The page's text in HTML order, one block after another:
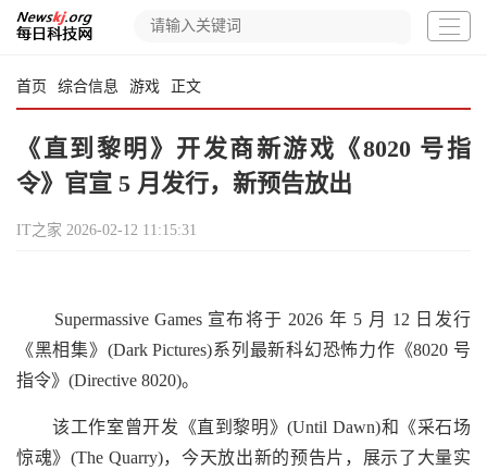
首页 综合信息 游戏 正文
《直到黎明》开发商新游戏《8020 号指
令》官宣 5 月发行，新预告放出
IT之家 2026-02-12 11:15:31
Supermassive Games 宣布将于 2026 年 5 月 12 日发行
《黑相集》(Dark Pictures)系列最新科幻恐怖力作《8020 号
指令》(Directive 8020)。
该工作室曾开发《直到黎明》(Until Dawn)和《采石场
惊魂》(The Quarry)，今天放出新的预告片，展示了大量实